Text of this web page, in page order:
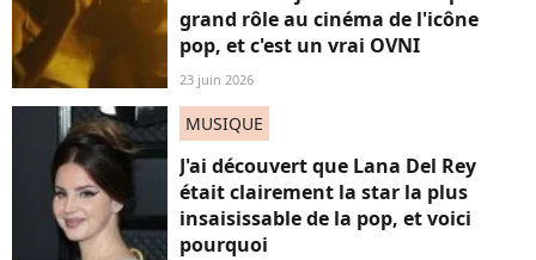
grand rôle au cinéma de l'icône
pop, et c'est un vrai OVNI
23 juin 2026
MUSIQUE
J'ai découvert que Lana Del Rey
était clairement la star la plus
insaisissable de la pop, et voici
pourquoi